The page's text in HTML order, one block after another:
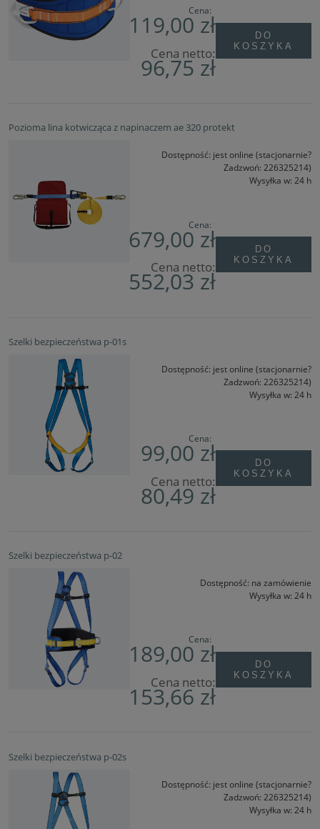
Cena:
119,00 zł
Cena netto:
96,75 zł
DO
KOSZYKA
Pozioma lina kotwicząca z napinaczem ae 320 protekt
Dostępność: jest online (stacjonarnie?
Zadzwoń: 226325214)
Wysyłka w: 24 h
Cena:
679,00 zł
Cena netto:
552,03 zł
DO
KOSZYKA
Szelki bezpieczeństwa p-01s
Dostępność: jest online (stacjonarnie?
Zadzwoń: 226325214)
Wysyłka w: 24 h
Cena:
99,00 zł
Cena netto:
80,49 zł
DO
KOSZYKA
Szelki bezpieczeństwa p-02
Dostępność: na zamówienie
Wysyłka w: 24 h
Cena:
189,00 zł
Cena netto:
153,66 zł
DO
KOSZYKA
Szelki bezpieczeństwa p-02s
Dostępność: jest online (stacjonarnie?
Zadzwoń: 226325214)
Wysyłka w: 24 h